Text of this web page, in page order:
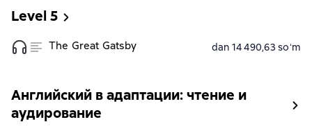
Level 5
The Great Gatsby dan 14 490,63 soʻm
Английский в адаптации: чтение и
аудирование